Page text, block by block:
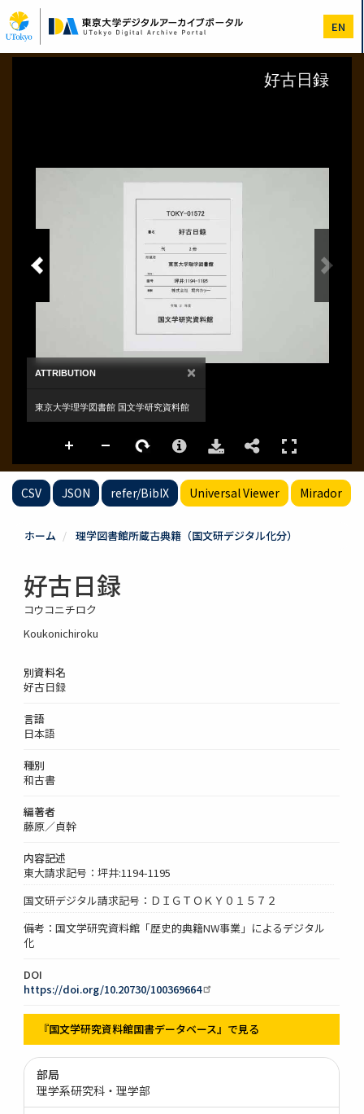
イ
ン
コ
EN
CSV JSON refer/BibIX Universal Viewer Mirador
ホーム 理学図書館所蔵古典籍（国文研デジタル化分）
好古日録
コウコニチロク
Koukonichiroku
別資料名
好古日録
言語
日本語
種別
和古書
編著者
藤原／貞幹
内容記述
東大請求記号：坪井:1194-1195
国文研デジタル請求記号：ＤＩＧＴＯＫＹ０１５７２
備考：国文学研究資料館「歴史的典籍NW事業」によるデジタル
化
DOI
https://doi.org/10.20730/100369664
『国文学研究資料館国書データベース』で見る
部局
理学系研究科・理学部